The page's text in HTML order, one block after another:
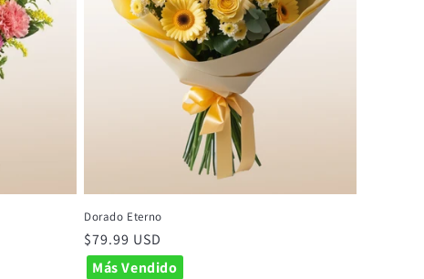
Dorado Eterno
Precio
habitual
$79.99 USD
Más Vendido